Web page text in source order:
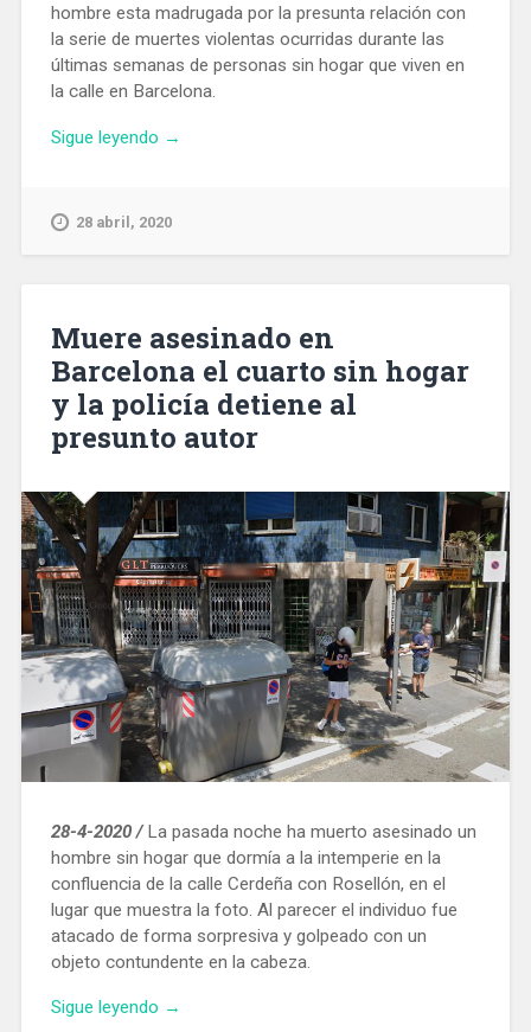
hombre esta madrugada por la presunta relación con
la serie de muertes violentas ocurridas durante las
últimas semanas de personas sin hogar que viven en
la calle en Barcelona.
Sigue leyendo «Conseller
Mossos
para
resolver’
los
de
→
28 abril, 2020
Muere asesinado en
Barcelona el cuarto sin hogar
y la policía detiene al
presunto autor
28-4-2020 / La pasada noche ha muerto asesinado un
hombre sin hogar que dormía a la intemperie en la
confluencia de la calle Cerdeña con Rosellón, en el
lugar que muestra la foto. Al parecer el individuo fue
atacado de forma sorpresiva y golpeado con un
objeto contundente en la cabeza.
Sigue leyendo «Muere
→